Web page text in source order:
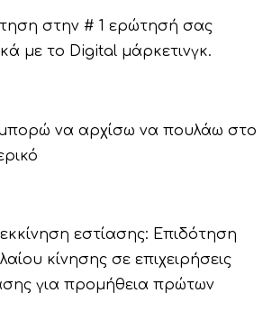
στην # 1 ερώτησή σας
με το Digital μάρκετινγκ.
να αρχίσω να πουλάω στο
εστίασης: Επιδότηση
κίνησης σε επιχειρήσεις
για προμήθεια πρώτων